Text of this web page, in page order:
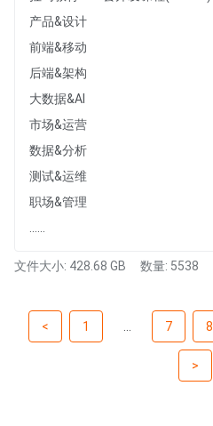
产品&设计
前端&移动
后端&架构
大数据&AI
市场&运营
数据&分析
测试&运维
职场&管理
文件大小: 428.68 GB 数量: 5538
< 1 7 8
>